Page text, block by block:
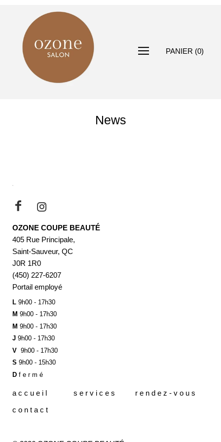
PANIER (0)
News
OZONE COUPE BEAUTÉ
405 Rue Principale,
Saint-Sauveur, QC
J0R 1R0
(450) 227-6207
Portail employé
L 9h00 - 17h30
M 9h00 - 17h30
M 9h00 - 17h30
J 9h00 - 17h30
V 9h00 - 17h30
S 9h00 - 15h30
D f e r m é
a c c u e i l s e r v i c e s
r e n d e z - v o u s
c o n t a c t